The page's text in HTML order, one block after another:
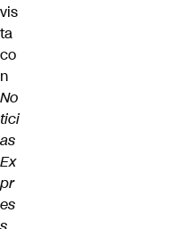
vis
ta
co
n
No
tici
as
Ex
pr
es